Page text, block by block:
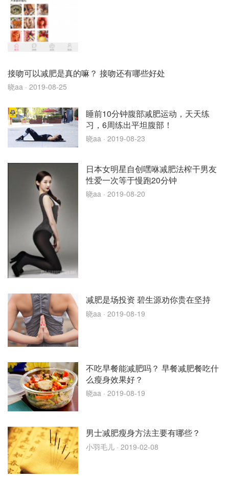
接吻可以减肥是真的嘛？ 接吻还有哪些好处
晓aa · 2019-08-25
睡前10分钟腹部减肥运动，天天练
习，6周练出平坦腹部！
晓aa · 2019-08-23
日本女明星自创嘿咻减肥法榨干男友
性爱一次等于慢跑20分钟
晓aa · 2019-08-20
减肥是场投资 碧生源劝你贵在坚持
晓aa · 2019-08-19
不吃早餐能减肥吗？ 早餐减肥餐吃什
么瘦身效果好？
晓aa · 2019-08-19
男士减肥瘦身方法主要有哪些？
小羽毛儿 · 2019-02-08